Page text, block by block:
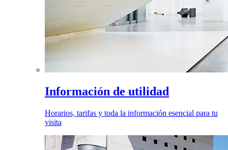
Información de utilidad
Horarios, tarifas y toda la información esencial para tu
visita